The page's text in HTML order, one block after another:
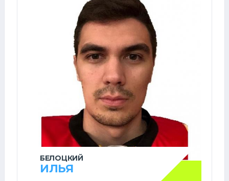
БЕЛОЦКИЙ
ИЛЬЯ